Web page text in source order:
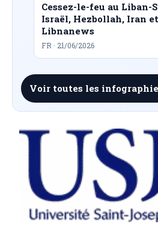
Cessez-le-feu au Liban-
Israël, Hezbollah, Iran
Libnanews
FR · 21/06/2026
Voir toutes les